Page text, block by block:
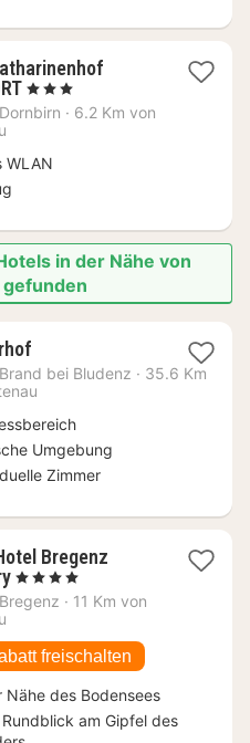
1
Nacht
€
, 3 Sterne
Dornbirn · 6.2 Km von
WLAN
in der Nähe von
1
Nacht
ab
€
Brand bei Bludenz · 35.6 Km
Umgebung
Zimmer
Bregenz
2
Nächte
ab
€
, 4 Sterne
Bregenz · 11 Km von
freischalten
Nähe des Bodensees
am Gipfel des